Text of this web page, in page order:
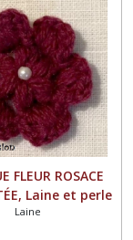
FLEUR ROSACE
Laine et perle
** 4,5 /
Laine